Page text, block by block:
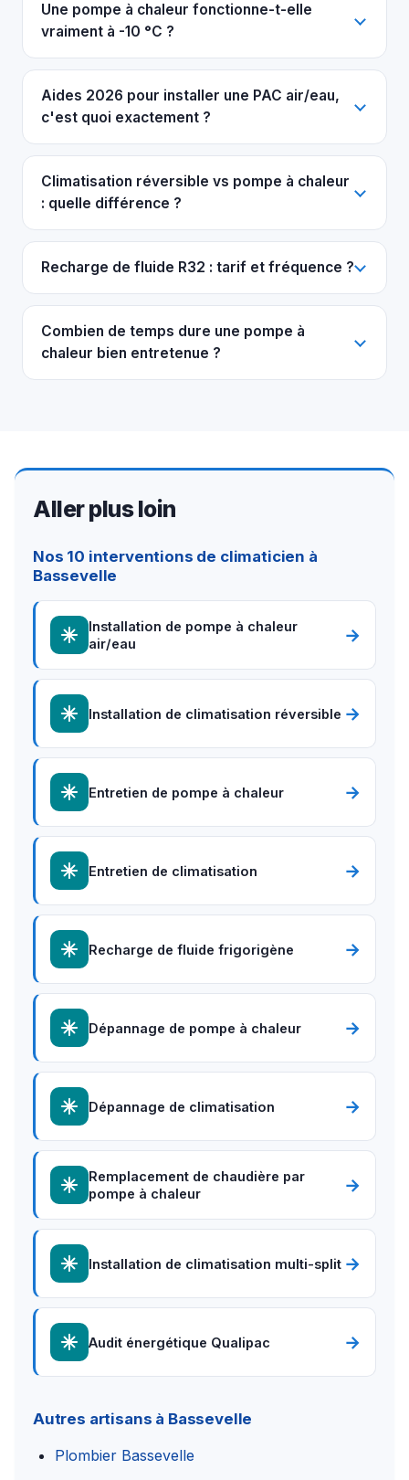
Une pompe à chaleur fonctionne-t-elle
vraiment à -10 °C ?
Aides 2026 pour installer une PAC air/eau,
c'est quoi exactement ?
Climatisation réversible vs pompe à chaleur
: quelle différence ?
Recharge de fluide R32 : tarif et fréquence ?
Combien de temps dure une pompe à
chaleur bien entretenue ?
Aller plus loin
Nos 10 interventions de climaticien à
Bassevelle
Installation de pompe à chaleur
air/eau
→
Installation de climatisation réversible →
Entretien de pompe à chaleur →
Entretien de climatisation →
Recharge de fluide frigorigène →
Dépannage de pompe à chaleur →
Dépannage de climatisation →
Remplacement de chaudière par
pompe à chaleur
→
Installation de climatisation multi-split →
Audit énergétique Qualipac →
Autres artisans à Bassevelle
Plombier Bassevelle